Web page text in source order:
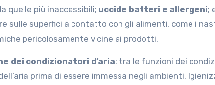
quelle più inaccessibili; uccide batteri e allergeni;
sulle superfici a contatto con gli alimenti, come i
pericolosamente vicine ai prodotti.
dei condizionatori d’aria: tra le funzioni dei
prima di essere immessa negli ambienti.